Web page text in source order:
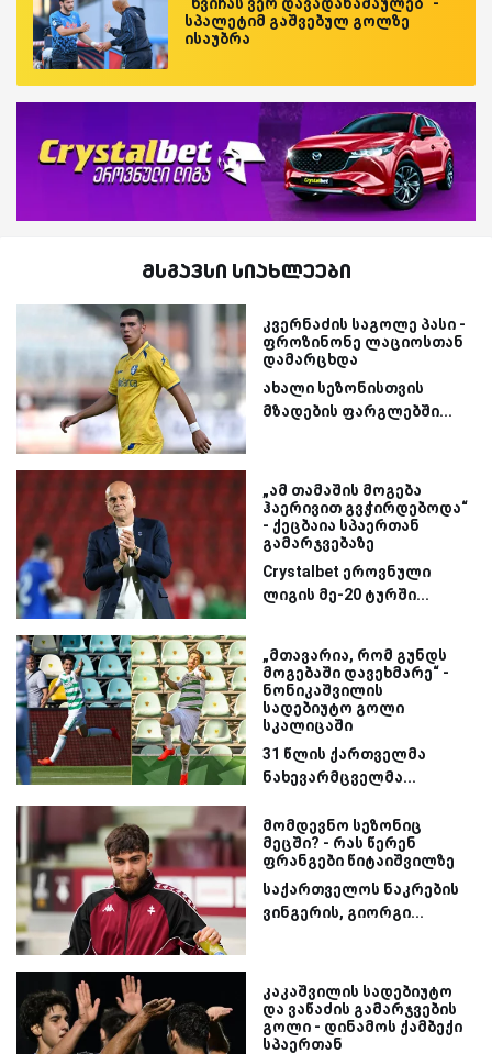
სპალეტიმ გაშვებულ გოლზე
ისაუბრა
მსგავსი სიახლეები
კვერნაძის საგოლე პასი -
ფროზინონე ლაციოსთან
დამარცხდა
ახალი სეზონისთვის
მზადების ფარგლებში...
„ამ თამაშის მოგება
ჰაერივით გვჭირდებოდა“
- ქეცბაია სპაერთან
გამარჯვებაზე
Crystalbet ეროვნული
ლიგის მე-20 ტურში...
„მთავარია, რომ გუნდს
მოგებაში დავეხმარე“ -
ნონიკაშვილის
სადებიუტო გოლი
სკალიცაში
31 წლის ქართველმა
ნახევარმცველმა...
მომდევნო სეზონიც
მეცში? - რას წერენ
ფრანგები წიტაიშვილზე
საქართველოს ნაკრების
ვინგერის, გიორგი...
კაკაშვილის სადებიუტო
და ვაწაძის გამარჯვების
გოლი - დინამოს ქამბექი
სპაერთან